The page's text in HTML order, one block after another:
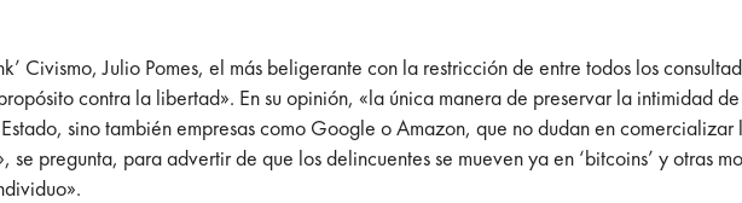
Civismo, Julio Pomes, el más beligerante con la restricción de entre todos los
contra la libertad». En su opinión, «la única manera de preservar la intimidad
sino también empresas como Google o Amazon, que no dudan en comercializar
pregunta, para advertir de que los delincuentes se mueven ya en ‘bitcoins’ y otras